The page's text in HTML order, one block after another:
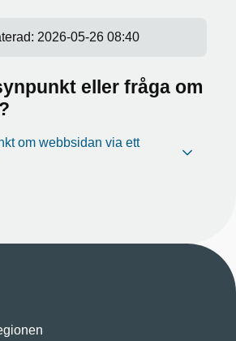
2026-05-26 08:40
eller fråga om
om webbsidan via ett